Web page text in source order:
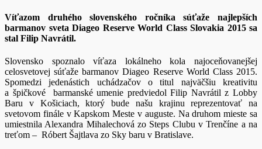
Víťazom druhého slovenského ročníka súťaže najlepších
barmanov sveta Diageo Reserve World Class Slovakia 2015 sa
stal Filip Navrátil.
Slovensko spoznalo víťaza lokálneho kola najoceňovanejšej
celosvetovej súťaže barmanov Diageo Reserve World Class 2015.
Spomedzi jedenástich uchádzačov o titul najväčšiu kreativitu
a špičkové barmanské umenie predviedol Filip Navrátil z Lobby
Baru v Košiciach, ktorý bude našu krajinu reprezentovať na
svetovom finále v Kapskom Meste v auguste. Na druhom mieste sa
umiestnila Alexandra Mihalechová zo Steps Clubu v Trenčíne a na
treťom – Róbert Šajtlava zo Sky baru v Bratislave.